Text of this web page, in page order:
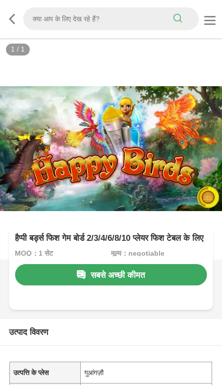
1 / 1
हैप्पी बर्ड्स फिश गेम बोर्ड 2/3/4/6/8/10 प्लेयर फिश टेबल के लिए
MOQ：1 सेट मूल्य：negotiable
सबसे अच्छी कीमत
उत्पाद विवरण
उत्पत्ति के प्लेस गुआंगज़ौ